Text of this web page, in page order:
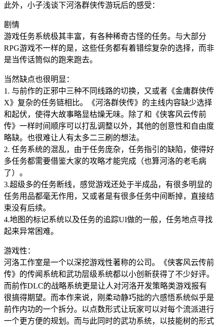
此外，小子浅谈下河洛群侠传游玩后的感受：
剧情
游戏任务系统极其丰富，有各种稀奇古怪的任务。与大部分
RPG游戏不一样的是，这些任务都有着错综复杂的选择，而非
是当传话筒似的跑来跑去。
当然缺点也很明显：
1. 与前作的正邪中三种不同线路的切换，又或者《金庸群侠传
X》复杂的任务链相比。《河洛群侠传》的主线内容缺少选择
和起伏，使得大故事略显枯燥无味。除了和《侠客风云传前
传》一样时间顺序可以打乱调整以外，其他的创意性和自由度
略缺。也很难让人有太多二三刷的想法。
2. 任务系统的混乱，由于任务庞杂，任务指引的缺陷，使得好
多任务都需要借鉴大家的攻略才能完成（也算河洛的老毛病
了）。
3.超级多的任务断线，感觉游戏还处于半成品，有很多明显的
任务用品都毫无作用，又或者是有很多任务中间断掉，直接结
束没有后续。
4.地图的标记系统以及任务的追踪UI做的一般，任务地点寻找
起来异常困难。
游戏性：
河洛工作室是一个以深挖游戏性著称的公司。《侠客风云传前
传》的传闻系统和武功层级系统都以小创新获得了不少好评。
而前作DLC的战略系统更是让人对河洛开发策略类游戏报有
很搞得期望。而本作来说，刚柔动静巧拙的六感悟系统似乎是
前作内功的一个拆分。以点数形式让玩家可以对每个流派进行
一个更方便的规划。而与此同时的武功系统，以技能树的形式